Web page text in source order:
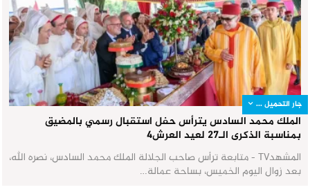
الملك محمد السادس يترأس حفل استقبال رسمي بالمضيق
بمناسبة الذكرى الـ27 لعيد العرش٤
المشهدTV - متابعة ترأس صاحب الجلالة الملك محمد السادس، نصره الله،
بعد زوال اليوم الخميس، بساحة عمالة…
جار التحميل ...